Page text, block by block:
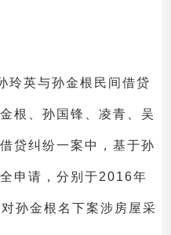
玲英与孙金根民间借贷
根、孙国锋、凌青、吴
贷纠纷一案中，基于孙
申请，分别于2016年
孙金根名下案涉房屋采